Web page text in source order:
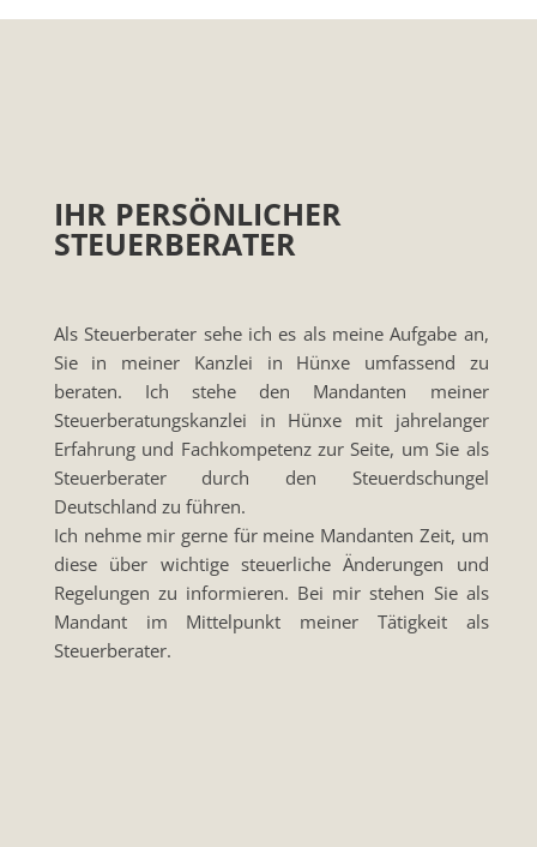
IHR PERSÖNLICHER
STEUERBERATER
Als Steuerberater sehe ich es als meine Aufgabe an,
Sie in meiner Kanzlei in Hünxe umfassend zu
beraten. Ich stehe den Mandanten meiner
Steuerberatungskanzlei in Hünxe mit jahrelanger
Erfahrung und Fachkompetenz zur Seite, um Sie als
Steuerberater durch den Steuerdschungel
Deutschland zu führen.
Ich nehme mir gerne für meine Mandanten Zeit, um
diese über wichtige steuerliche Änderungen und
Regelungen zu informieren. Bei mir stehen Sie als
Mandant im Mittelpunkt meiner Tätigkeit als
Steuerberater.